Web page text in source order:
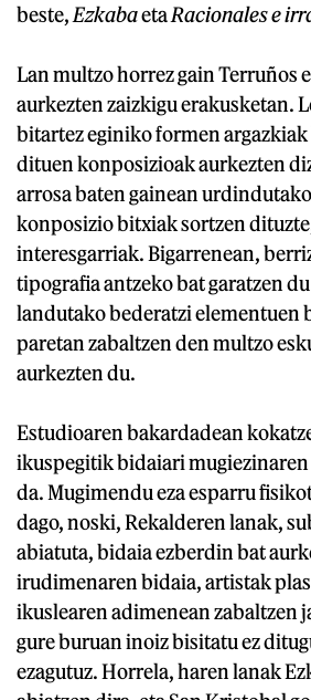
beste, EzkabaetaRacionales e
Lan multzo horrez gain Terruños
aurkezten zaizkigu erakusketan.
bitartez eginiko formen
dituen konposizioak aurkezten
arrosa baten gainean
konposizio bitxiak sortzen
interesgarriak. Bigarrenean,
tipografia antzeko bat garatzen
landutako bederatzi elementuen
paretan zabaltzen den multzo
aurkezten du.
Estudioaren bakardadean
ikuspegitik bidaiari
da. Mugimendu eza esparru
dago, noski, Rekalderen lanak,
abiatuta, bidaia ezberdin bat
irudimenaren bidaia, artistak
ikuslearen adimenean zabaltzen
gure buruan inoiz bisitatu ez
ezagutuz. Horrela, haren lanak